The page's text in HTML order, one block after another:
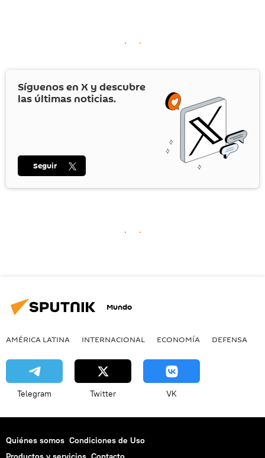
Síguenos en X y descubre
las últimas noticias.
Seguir
Mundo
AMÉRICA LATINA INTERNACIONAL ECONOMÍA DEFENSA
Telegram Twitter VK
Quiénes somos Condiciones de Uso